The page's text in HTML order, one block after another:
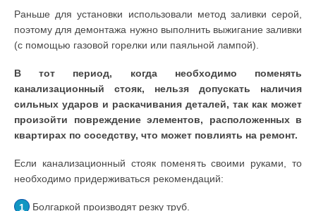
Раньше для установки использовали метод заливки серой,
поэтому для демонтажа нужно выполнить выжигание заливки
(с помощью газовой горелки или паяльной лампой).
В тот период, когда необходимо поменять
канализационный стояк, нельзя допускать наличия
сильных ударов и раскачивания деталей, так как может
произойти повреждение элементов, расположенных в
квартирах по соседству, что может повлиять на ремонт.
Если канализационный стояк поменять своими руками, то
необходимо придерживаться рекомендаций:
Болгаркой производят резку труб.